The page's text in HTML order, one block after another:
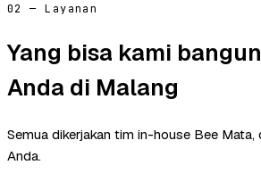
02 — Layanan
Yang bisa kami
Anda di Malang
Semua dikerjakan tim in-house Bee
Anda.